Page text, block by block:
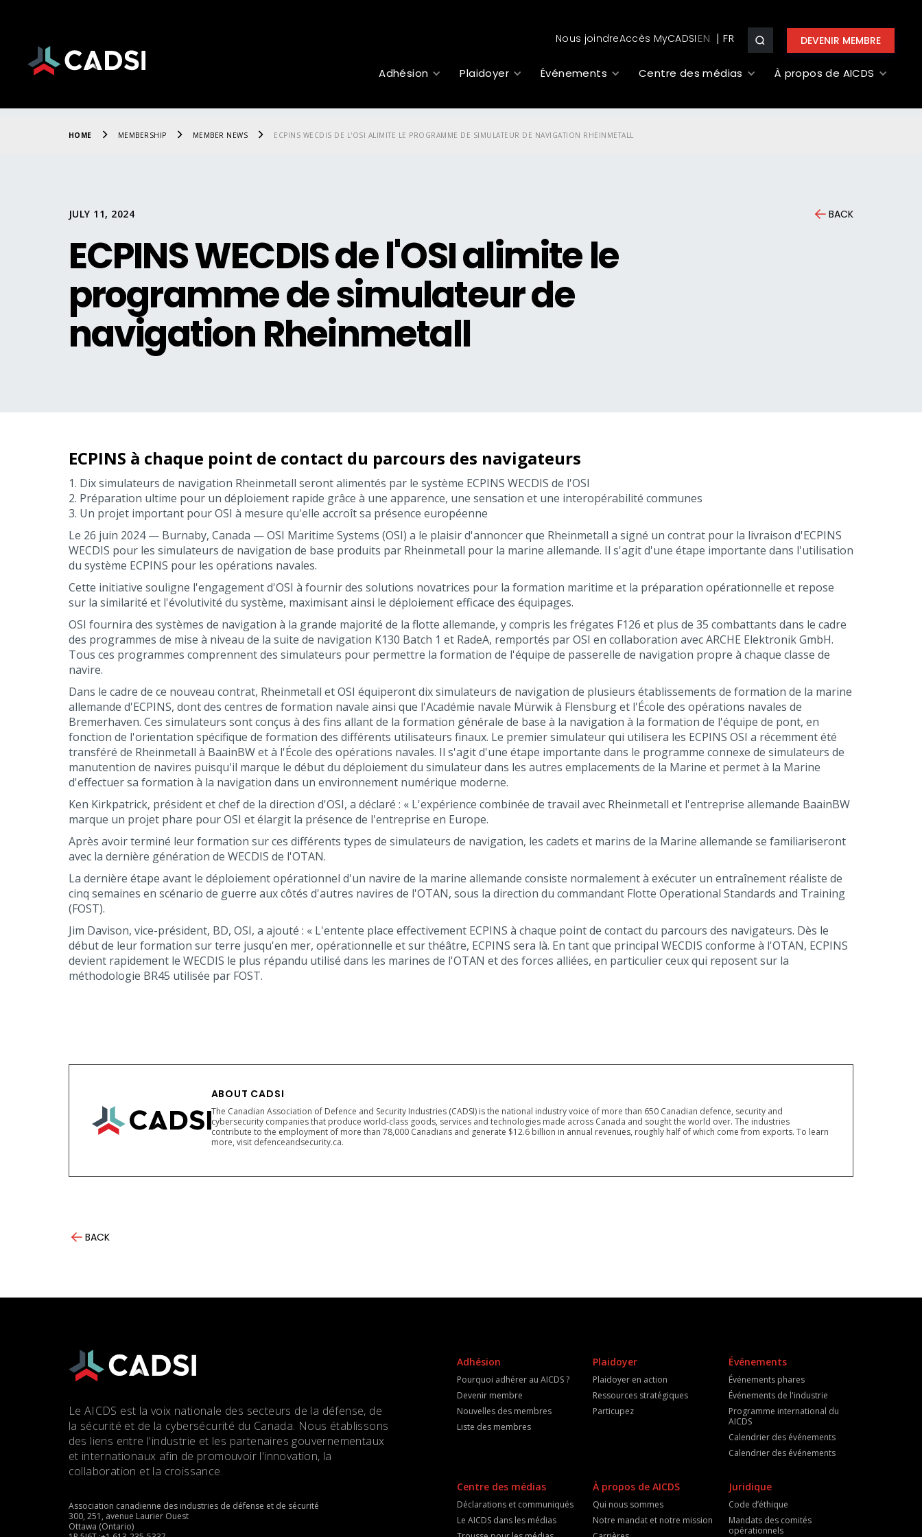
Nous joindreAccès MyCADSI EN DEVENIR MEMBRE
Adhésion Plaidoyer Événements Centre des médias À propos de AICDS
HOME MEMBERSHIP MEMBER NEWS ECPINS WECDIS DE L'OSI ALIMITE LE PROGRAMME DE SIMULATEUR DE NAVIGATION RHEINMETALL
JULY 11, 2024 BACK
ECPINS WECDIS de l'OSI alimite le
programme de simulateur de
navigation Rheinmetall
ECPINS à chaque point de contact du parcours des navigateurs
1. Dix simulateurs de navigation Rheinmetall seront alimentés par le système ECPINS WECDIS de l'OSI
2. Préparation ultime pour un déploiement rapide grâce à une apparence, une sensation et une interopérabilité communes
3. Un projet important pour OSI à mesure qu'elle accroît sa présence européenne
Le 26 juin 2024 — Burnaby, Canada — OSI Maritime Systems (OSI) a le plaisir d'annoncer que Rheinmetall a signé un contrat pour la livraison d'ECPINS
WECDIS pour les simulateurs de navigation de base produits par Rheinmetall pour la marine allemande. Il s'agit d'une étape importante dans l'utilisation
du système ECPINS pour les opérations navales.
Cette initiative souligne l'engagement d'OSI à fournir des solutions novatrices pour la formation maritime et la préparation opérationnelle et repose
sur la similarité et l'évolutivité du système, maximisant ainsi le déploiement efficace des équipages.
OSI fournira des systèmes de navigation à la grande majorité de la flotte allemande, y compris les frégates F126 et plus de 35 combattants dans le cadre
des programmes de mise à niveau de la suite de navigation K130 Batch 1 et RadeA, remportés par OSI en collaboration avec ARCHE Elektronik GmbH.
Tous ces programmes comprennent des simulateurs pour permettre la formation de l'équipe de passerelle de navigation propre à chaque classe de
navire.
Dans le cadre de ce nouveau contrat, Rheinmetall et OSI équiperont dix simulateurs de navigation de plusieurs établissements de formation de la marine
allemande d'ECPINS, dont des centres de formation navale ainsi que l'Académie navale Mürwik à Flensburg et l'École des opérations navales de
Bremerhaven. Ces simulateurs sont conçus à des fins allant de la formation générale de base à la navigation à la formation de l'équipe de pont, en
fonction de l'orientation spécifique de formation des différents utilisateurs finaux. Le premier simulateur qui utilisera les ECPINS OSI a récemment été
transféré de Rheinmetall à BaainBW et à l'École des opérations navales. Il s'agit d'une étape importante dans le programme connexe de simulateurs de
manutention de navires puisqu'il marque le début du déploiement du simulateur dans les autres emplacements de la Marine et permet à la Marine
d'effectuer sa formation à la navigation dans un environnement numérique moderne.
Ken Kirkpatrick, président et chef de la direction d'OSI, a déclaré : « L'expérience combinée de travail avec Rheinmetall et l'entreprise allemande BaainBW
marque un projet phare pour OSI et élargit la présence de l'entreprise en Europe.
Après avoir terminé leur formation sur ces différents types de simulateurs de navigation, les cadets et marins de la Marine allemande se familiariseront
avec la dernière génération de WECDIS de l'OTAN.
La dernière étape avant le déploiement opérationnel d'un navire de la marine allemande consiste normalement à exécuter un entraînement réaliste de
cinq semaines en scénario de guerre aux côtés d'autres navires de l'OTAN, sous la direction du commandant Flotte Operational Standards and Training
(FOST).
Jim Davison, vice-président, BD, OSI, a ajouté : « L'entente place effectivement ECPINS à chaque point de contact du parcours des navigateurs. Dès le
début de leur formation sur terre jusqu'en mer, opérationnelle et sur théâtre, ECPINS sera là. En tant que principal WECDIS conforme à l'OTAN, ECPINS
devient rapidement le WECDIS le plus répandu utilisé dans les marines de l'OTAN et des forces alliées, en particulier ceux qui reposent sur la
méthodologie BR45 utilisée par FOST.
ABOUT CADSI
The Canadian Association of Defence and Security Industries (CADSI) is the national industry voice of more than 650 Canadian defence, security and
cybersecurity companies that produce world-class goods, services and technologies made across Canada and sought the world over. The industries
contribute to the employment of more than 78,000 Canadians and generate $12.6 billion in annual revenues, roughly half of which come from exports. To learn
more, visit defenceandsecurity.ca.
BACK
Le AICDS est la voix nationale des secteurs de la défense, de
la sécurité et de la cybersécurité du Canada. Nous établissons
des liens entre l'industrie et les partenaires gouvernementaux
et internationaux afin de promouvoir l'innovation, la
collaboration et la croissance.
Association canadienne des industries de défense et de sécurité
300, 251, avenue Laurier Ouest
Ottawa (Ontario)
Adhésion
Pourquoi adhérer au AICDS ?
Devenir membre
Nouvelles des membres
Liste des membres
Plaidoyer
Plaidoyer en action
Ressources stratégiques
Particupez
Événements
Événements phares
Événements de l'industrie
Programme international du
AICDS
Calendrier des événements
Calendrier des événements
Centre des médias
Déclarations et communiqués
Le AICDS dans les médias
À propos de AICDS
Qui nous sommes
Notre mandat et notre mission
Juridique
Code d’éthique
Mandats des comités
opérationnels